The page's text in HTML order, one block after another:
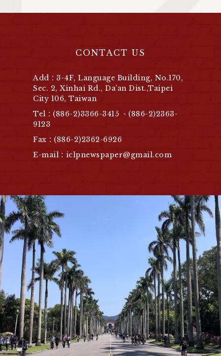
CONTACT US
Add：3-4F, Language Building, No.170,
Sec. 2, Xinhai Rd., Da’an Dist.,Taipei
City 106, Taiwan
Tel：(886-2)3366-3415 、(886-2)2363-
9123
Fax：(886-2)2362-6926
E-mail：iclpnewspaper@gmail.com